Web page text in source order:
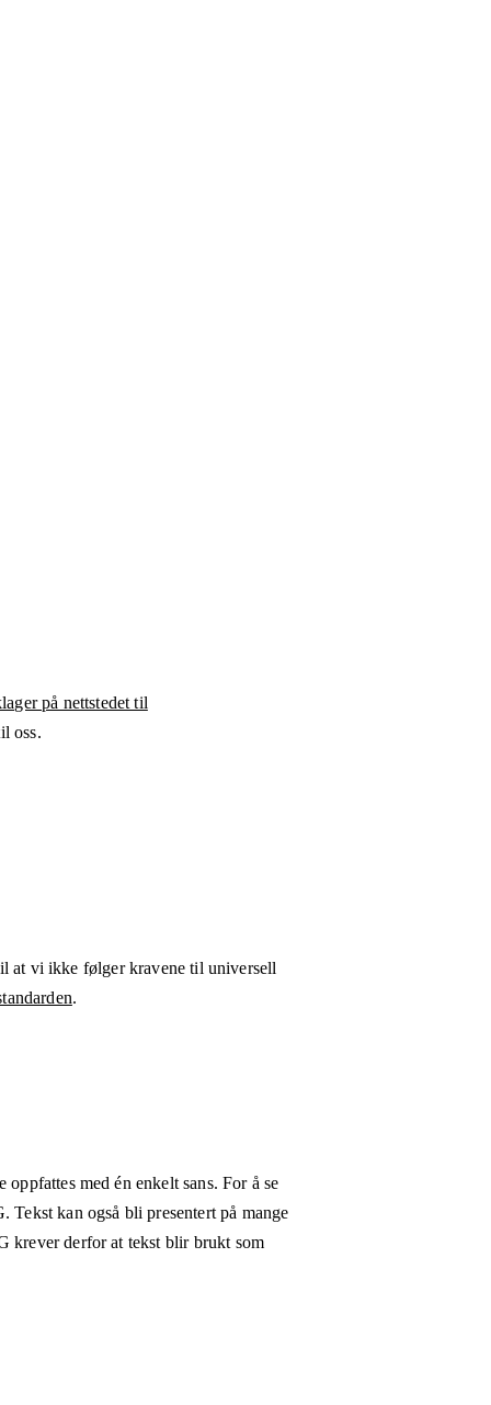
på nettstedet til
oss.
at vi ikke følger kravene til universell
.
med én enkelt sans. For å se
kan også bli presentert på mange
krever derfor at tekst blir brukt som